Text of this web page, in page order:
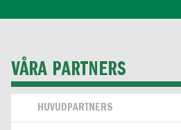
VÅRA PARTNERS
HUVUDPARTNERS